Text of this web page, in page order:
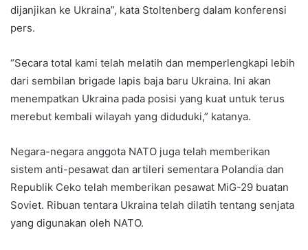
dijanjikan ke Ukraina”, kata Stoltenberg dalam konferensi
pers.
“Secara total kami telah melatih dan memperlengkapi lebih
dari sembilan brigade lapis baja baru Ukraina. Ini akan
menempatkan Ukraina pada posisi yang kuat untuk terus
merebut kembali wilayah yang diduduki,” katanya.
Negara-negara anggota NATO juga telah memberikan
sistem anti-pesawat dan artileri sementara Polandia dan
Republik Ceko telah memberikan pesawat MiG-29 buatan
Soviet. Ribuan tentara Ukraina telah dilatih tentang senjata
yang digunakan oleh NATO.